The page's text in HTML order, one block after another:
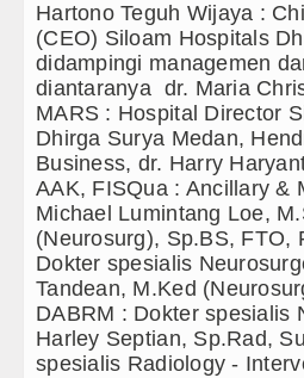
Hartono Teguh Wijaya :
(CEO) Siloam Hospitals
didampingi managemen
diantaranya dr. Maria
MARS : Hospital Director
Dhirga Surya Medan,
Business, dr. Harry
AAK, FISQua : Ancillary &
Michael Lumintang Loe,
(Neurosurg), Sp.BS, FTO,
Dokter spesialis
Tandean, M.Ked
DABRM : Dokter spesialis
Harley Septian, Sp.Rad,
spesialis Radiology -